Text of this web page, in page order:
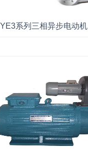
YE3系列三相异步电动机